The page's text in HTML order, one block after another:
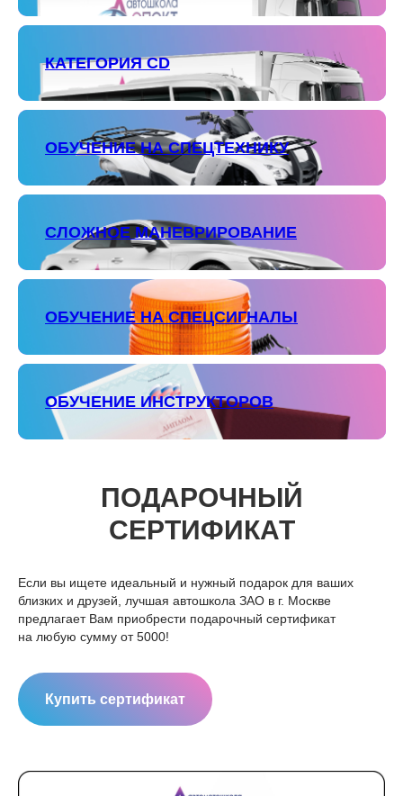
КАТЕГОРИЯ СD
ОБУЧЕНИЕ НА СПЕЦТЕХНИКУ
СЛОЖНОЕ МАНЕВРИРОВАНИЕ
ОБУЧЕНИЕ НА СПЕЦСИГНАЛЫ
ОБУЧЕНИЕ ИНСТРУКТОРОВ
ПОДАРОЧНЫЙ
СЕРТИФИКАТ
Если вы ищете идеальный и нужный подарок для ваших
близких и друзей, лучшая автошкола ЗАО в г. Москве
предлагает Вам приобрести подарочный сертификат
на любую сумму от 5000!
Купить сертификат